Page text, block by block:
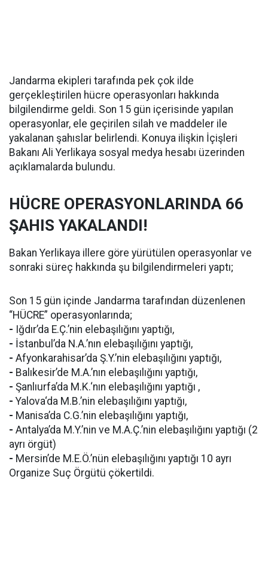
Jandarma ekipleri tarafında pek çok ilde
gerçekleştirilen hücre operasyonları hakkında
bilgilendirme geldi. Son 15 gün içerisinde yapılan
operasyonlar, ele geçirilen silah ve maddeler ile
yakalanan şahıslar belirlendi. Konuya ilişkin İçişleri
Bakanı Ali Yerlikaya sosyal medya hesabı üzerinden
açıklamalarda bulundu.
HÜCRE OPERASYONLARINDA 66
ŞAHIS YAKALANDI!
Bakan Yerlikaya illere göre yürütülen operasyonlar ve
sonraki süreç hakkında şu bilgilendirmeleri yaptı;
Son 15 gün içinde Jandarma tarafından düzenlenen
“HÜCRE” operasyonlarında;
- Iğdır’da E.Ç.’nin elebaşılığını yaptığı,
- İstanbul’da N.A.’nın elebaşılığını yaptığı,
- Afyonkarahisar’da Ş.Y.’nin elebaşılığını yaptığı,
- Balıkesir’de M.A.’nın elebaşılığını yaptığı,
- Şanlıurfa’da M.K.‘nın elebaşılığını yaptığı ,
- Yalova‘da M.B.’nin elebaşılığını yaptığı,
- Manisa’da C.G.’nin elebaşılığını yaptığı,
- Antalya’da M.Y.’nin ve M.A.Ç.’nin elebaşılığını yaptığı (2
ayrı örgüt)
- Mersin’de M.E.Ö.’nün elebaşılığını yaptığı 10 ayrı
Organize Suç Örgütü çökertildi.